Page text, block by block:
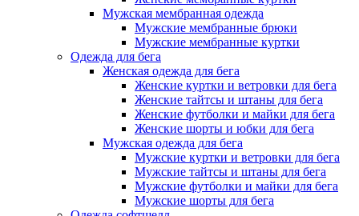
Мужская мембранная одежда
Мужские мембранные брюки
Мужские мембранные куртки
Одежда для бега
Женская одежда для бега
Женские куртки и ветровки для бега
Женские тайтсы и штаны для бега
Женские футболки и майки для бега
Женские шорты и юбки для бега
Мужская одежда для бега
Мужские куртки и ветровки для бега
Мужские тайтсы и штаны для бега
Мужские футболки и майки для бега
Мужские шорты для бега